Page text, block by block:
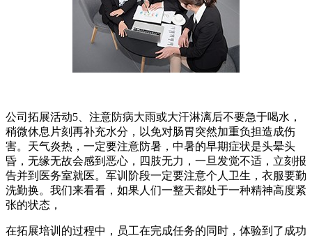
公司拓展活动5、注意防病大雨或大汗淋漓后不要急于喝水，
稍微休息片刻再补充水分，以免对肠胃突然加重负担造成伤
害。天气炎热，一定要注意防暑，中暑的早期症状是头晕头
昏，无缘无故会感到恶心，四肢无力，一旦发觉不适，立刻报
告并到医务室就医。军训阶段一定要注意个人卫生，衣服要勤
洗勤换。我们来看看，如果人们一整天都处于一种精神高度紧
张的状态，
在拓展培训的过程中，员工在完成任务的同时，体验到了成功